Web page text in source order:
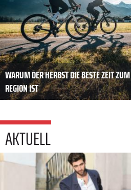
WARUM DER HERBST DIE BESTE ZEIT
REGION IST
AKTUELL